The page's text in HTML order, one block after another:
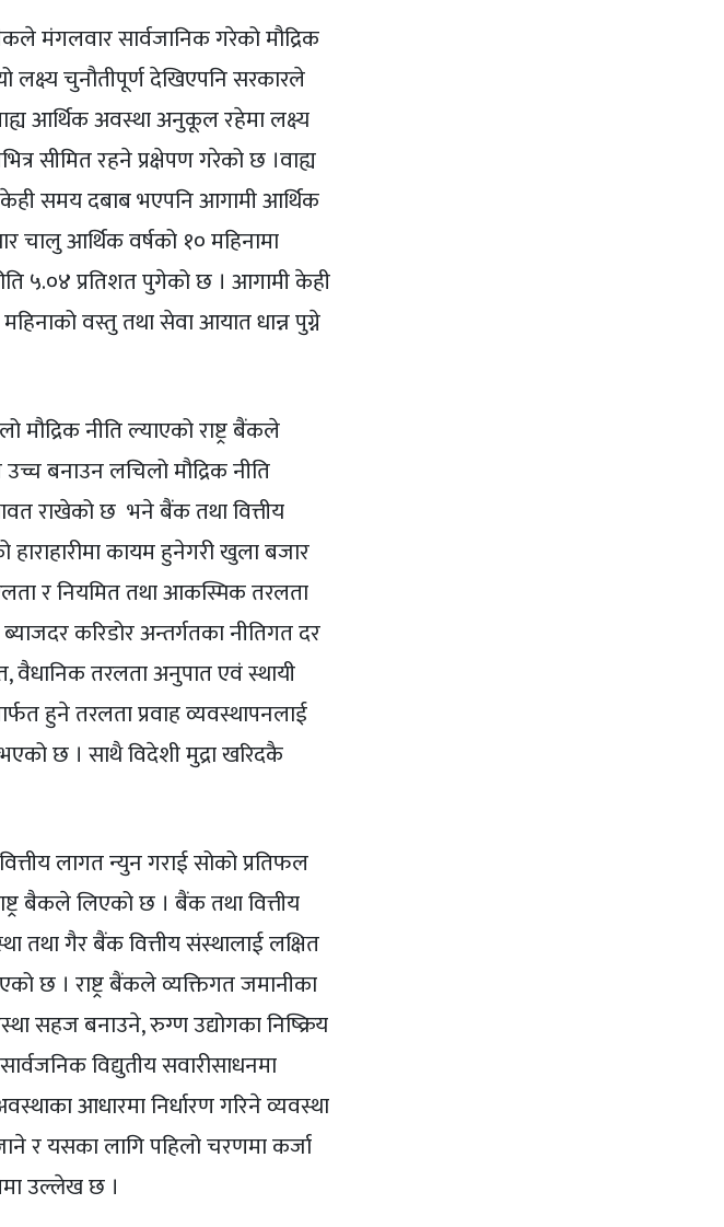
मंगलवार सार्वजानिक गरेको मौद्रिक
लक्ष्य चुनौतीपूर्ण देखिएपनि सरकारले
आर्थिक अवस्था अनुकूल रहेमा लक्ष्य
सीमित रहने प्रक्षेपण गरेको छ ।वाह्य
केही समय दबाब भएपनि आगामी आर्थिक
चालु आर्थिक वर्षको १० महिनामा
५.०४ प्रतिशत पुगेको छ । आगामी केही
वस्तु तथा सेवा आयात धान्न पुग्ने
नीति ल्याएको राष्ट्र बैंकले
बनाउन लचिलो मौद्रिक नीति
राखेको छ भने बैंक तथा वित्तीय
कायम हुनेगरी खुला बजार
र नियमित तथा आकस्मिक तरलता
करिडोर अन्तर्गतका नीतिगत दर
वैधानिक तरलता अनुपात एवं स्थायी
हुने तरलता प्रवाह व्यवस्थापनलाई
छ । साथै विदेशी मुद्रा खरिदकै
लागत न्युन गराई सोको प्रतिफल
बैकले लिएको छ । बैंक तथा वित्तीय
तथा गैर बैंक वित्तीय संस्थालाई लक्षित
छ । राष्ट्र बैंकले व्यक्तिगत जमानीका
सहज बनाउने, रुग्ण उद्योगका निष्क्रिय
विद्युतीय सवारीसाधनमा
आधारमा निर्धारण गरिने व्यवस्था
र यसका लागि पहिलो चरणमा कर्जा
उल्लेख छ ।